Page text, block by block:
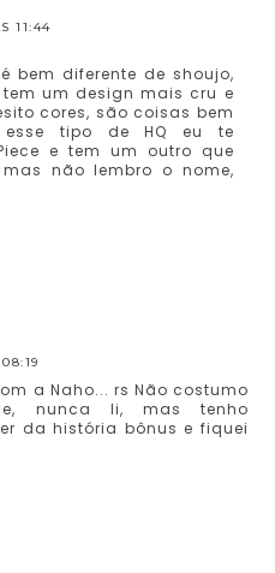
11:44
é bem diferente de shoujo,
um design mais cru e
cores, são coisas bem
esse tipo de HQ eu te
e tem um outro que
não lembro o nome,
a Naho... rs Não costumo
nunca li, mas tenho
da história bônus e fiquei